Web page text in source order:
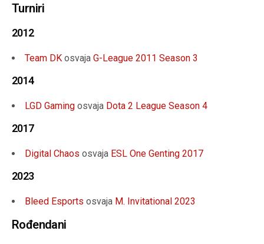
Turniri
2012
Team DK osvaja G-League 2011 Season 3
2014
LGD Gaming osvaja Dota 2 League Season 4
2017
Digital Chaos osvaja ESL One Genting 2017
2023
Bleed Esports osvaja M. Invitational 2023
Rođendani